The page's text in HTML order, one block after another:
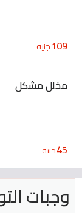
109جنيه
مخلل مشكل
45جنيه
وجبات